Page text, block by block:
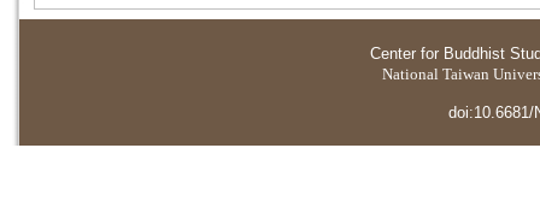
Center for Buddhist
National Taiwan
doi:10.6681/